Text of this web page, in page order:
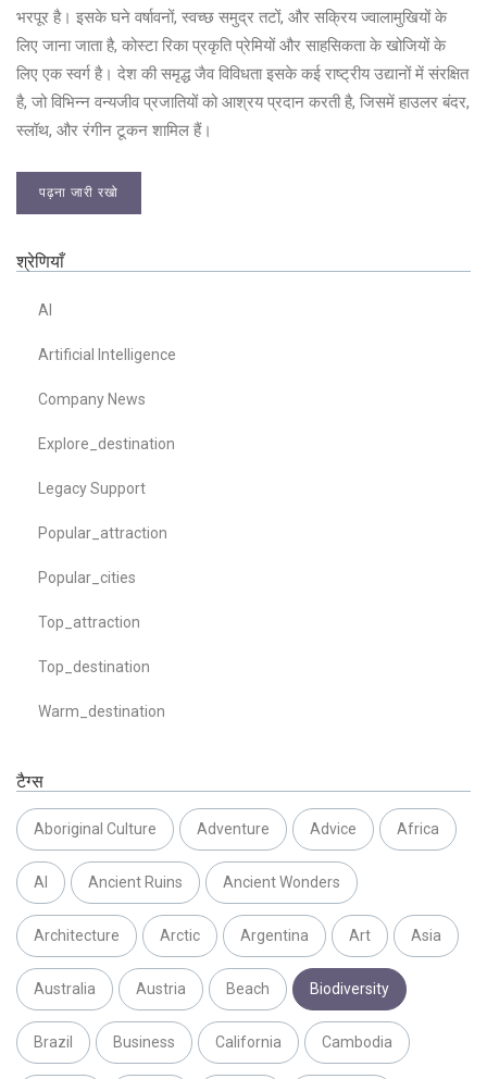
भरपूर है। इसके घने वर्षावनों, स्वच्छ समुद्र तटों, और सक्रिय ज्वालामुखियों के
लिए जाना जाता है, कोस्टा रिका प्रकृति प्रेमियों और साहसिकता के खोजियों के
लिए एक स्वर्ग है। देश की समृद्ध जैव विविधता इसके कई राष्ट्रीय उद्यानों में संरक्षित
है, जो विभिन्न वन्यजीव प्रजातियों को आश्रय प्रदान करती है, जिसमें हाउलर बंदर,
स्लॉथ, और रंगीन टूकन शामिल हैं।
पढ़ना जारी रखो
श्रेणियाँ
AI
Artificial Intelligence
Company News
Explore_destination
Legacy Support
Popular_attraction
Popular_cities
Top_attraction
Top_destination
Warm_destination
टैग्स
Aboriginal Culture Adventure Advice Africa
AI Ancient Ruins Ancient Wonders
Architecture Arctic Argentina Art Asia
Australia Austria Beach Biodiversity
Brazil Business California Cambodia